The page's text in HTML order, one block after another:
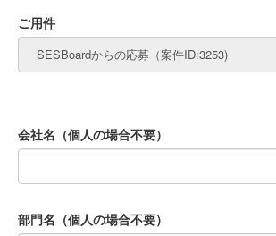
ご用件
会社名（個人の場合不要）
部門名（個人の場合不要）